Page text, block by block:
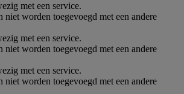
met een service.
niet worden toegevoegd met een andere
met een service.
niet worden toegevoegd met een andere
met een service.
niet worden toegevoegd met een andere